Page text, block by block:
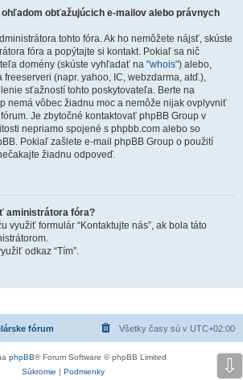
obťažujúcich e-mailov alebo právnych
tohto fóra. Ak ho nemôžete nájsť, skúste
fóra a popýtajte si kontakt. Pokiaľ sa nič
domény (skúste vyhľadať na "whois") alebo,
(napr. yahoo, IC, webzdarma, atď.),
sťažností tohto poskytovateľa. Berte na
nemá vôbec žiadnu moc a nemôže nijak ovplyvniť
Je zbytočné kontaktovať phpBB Group v
nepriamo spojené s phpbb.com alebo so
Pokiaľ zašlete e-mail phpBB Group o použití
žiadnu odpoveď.
aministrátora fóra?
využiť formulár “Kontaktujte nás”, ak bola táto
odkaz “Tím”.
fórum Všetky časy sú v UTC+02:00
phpBB® Forum Software © phpBB Limited
Súkromie | Podmienky ⇩